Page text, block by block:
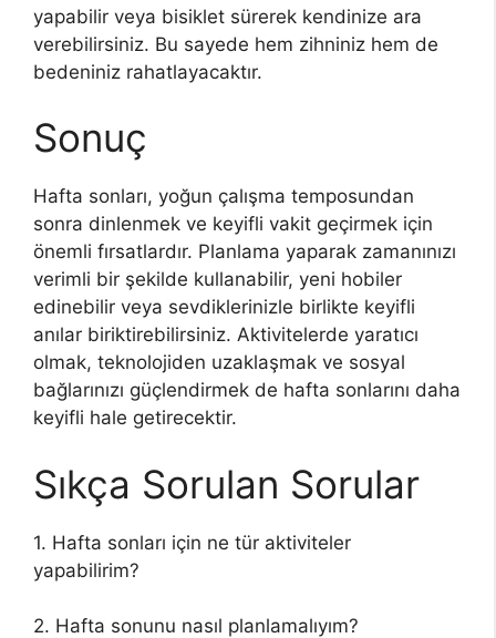
yapabilir veya bisiklet sürerek kendinize ara
verebilirsiniz. Bu sayede hem zihniniz hem de
bedeniniz rahatlayacaktır.
Sonuç
Hafta sonları, yoğun çalışma temposundan
sonra dinlenmek ve keyifli vakit geçirmek için
önemli fırsatlardır. Planlama yaparak zamanınızı
verimli bir şekilde kullanabilir, yeni hobiler
edinebilir veya sevdiklerinizle birlikte keyifli
anılar biriktirebilirsiniz. Aktivitelerde yaratıcı
olmak, teknolojiden uzaklaşmak ve sosyal
bağlarınızı güçlendirmek de hafta sonlarını daha
keyifli hale getirecektir.
Sıkça Sorulan Sorular
1. Hafta sonları için ne tür aktiviteler
yapabilirim?
2. Hafta sonunu nasıl planlamalıyım?